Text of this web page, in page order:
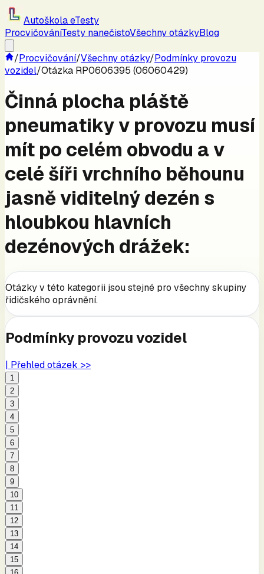
Autoškola eTesty
ProcvičováníTesty nanečistoVšechny otázkyBlog
/Procvičování/Všechny otázky/Podmínky provozu
vozidel/Otázka RP0606395 (06060429)
Činná plocha pláště
pneumatiky v provozu musí
mít po celém obvodu a v
celé šíři vrchního běhounu
jasně viditelný dezén s
hloubkou hlavních
dezénových drážek:
Otázky v této kategorii jsou stejné pro všechny skupiny
řidičského oprávnění.
Podmínky provozu vozidel
| Přehled otázek >>
1
2
3
4
5
6
7
8
9
10
11
12
13
14
15